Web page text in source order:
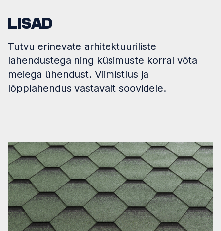
LISAD
Tutvu erinevate arhitektuuriliste
lahendustega ning küsimuste korral võta
meiega ühendust. Viimistlus ja
lõpplahendus vastavalt soovidele.